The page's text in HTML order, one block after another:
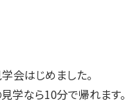
会はじめました。
学なら10分で帰れます。